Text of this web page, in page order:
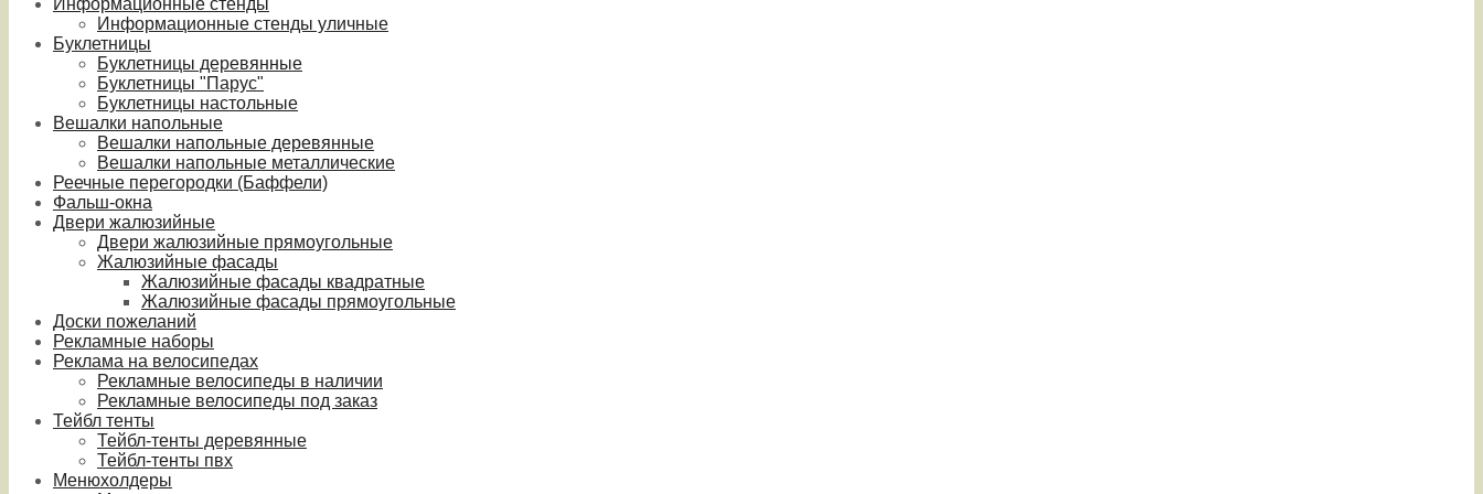
Информационные стенды
Информационные стенды уличные
Буклетницы
Буклетницы деревянные
Буклетницы "Парус"
Буклетницы настольные
Вешалки напольные
Вешалки напольные деревянные
Вешалки напольные металлические
Реечные перегородки (Баффели)
Фальш-окна
Двери жалюзийные
Двери жалюзийные прямоугольные
Жалюзийные фасады
Жалюзийные фасады квадратные
Жалюзийные фасады прямоугольные
Доски пожеланий
Рекламные наборы
Реклама на велосипедах
Рекламные велосипеды в наличии
Рекламные велосипеды под заказ
Тейбл тенты
Тейбл-тенты деревянные
Тейбл-тенты пвх
Менюхолдеры